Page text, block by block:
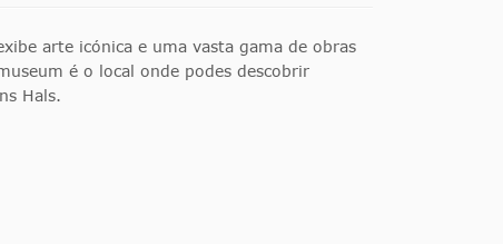
arte icónica e uma vasta gama de obras
é o local onde podes descobrir
Hals.